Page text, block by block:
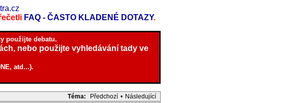
FAQ - ČASTO KLADENÉ DOTAZY.
použijte debatu.
nebo použijte vyhledávání tady ve
atd...).
Téma:
Předchozí • Následující